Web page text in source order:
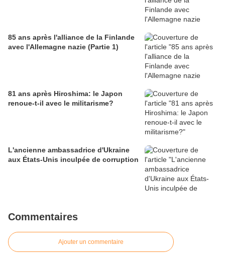
85 ans après l'alliance de la Finlande
avec l'Allemagne nazie (Partie 1)
81 ans après Hiroshima: le Japon
renoue-t-il avec le militarisme?
L'ancienne ambassadrice d'Ukraine
aux États-Unis inculpée de corruption
Commentaires
Ajouter un commentaire